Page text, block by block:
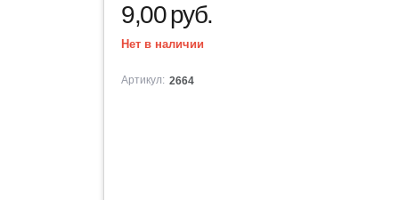
9,00руб.
Нет в наличии
Артикул: 2664